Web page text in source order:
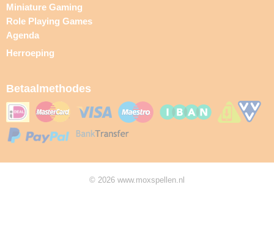
Miniature Gaming
Role Playing Games
Agenda
Herroeping
Betaalmethodes
© 2026 www.moxspellen.nl